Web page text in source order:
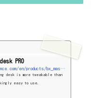
PRO
https://www.plugin-alliance.com/en/products/bx_masterdesk_pro.html
desk is more tweakable than
easy to use.